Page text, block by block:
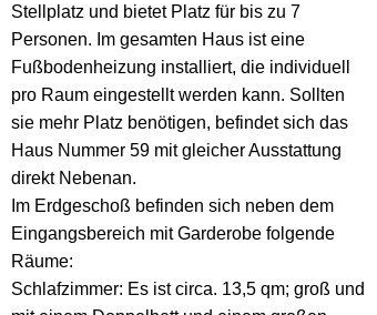
Stellplatz und bietet Platz für bis zu 7
Personen. Im gesamten Haus ist eine
Fußbodenheizung installiert, die individuell
pro Raum eingestellt werden kann. Sollten
sie mehr Platz benötigen, befindet sich das
Haus Nummer 59 mit gleicher Ausstattung
direkt Nebenan.
Im Erdgeschoß befinden sich neben dem
Eingangsbereich mit Garderobe folgende
Räume:
Schlafzimmer: Es ist circa. 13,5 qm; groß und